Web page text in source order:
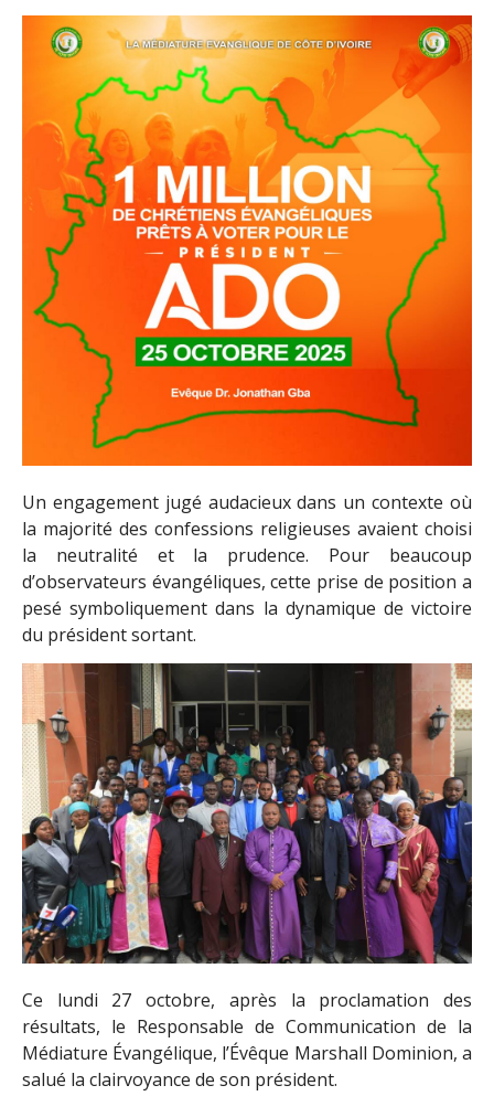
Un engagement jugé audacieux dans un contexte où
la majorité des confessions religieuses avaient choisi
la neutralité et la prudence. Pour beaucoup
d’observateurs évangéliques, cette prise de position a
pesé symboliquement dans la dynamique de victoire
du président sortant.
Ce lundi 27 octobre, après la proclamation des
résultats, le Responsable de Communication de la
Médiature Évangélique, l’Évêque Marshall Dominion, a
salué la clairvoyance de son président.